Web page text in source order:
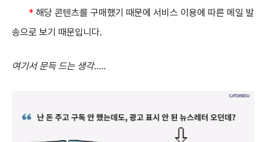
* 해당 콘텐츠를 구매했기 때문에 서비스 이용에 따른 메일 발
송으로 보기 때문입니다.
여기서 문득 드는 생각…..